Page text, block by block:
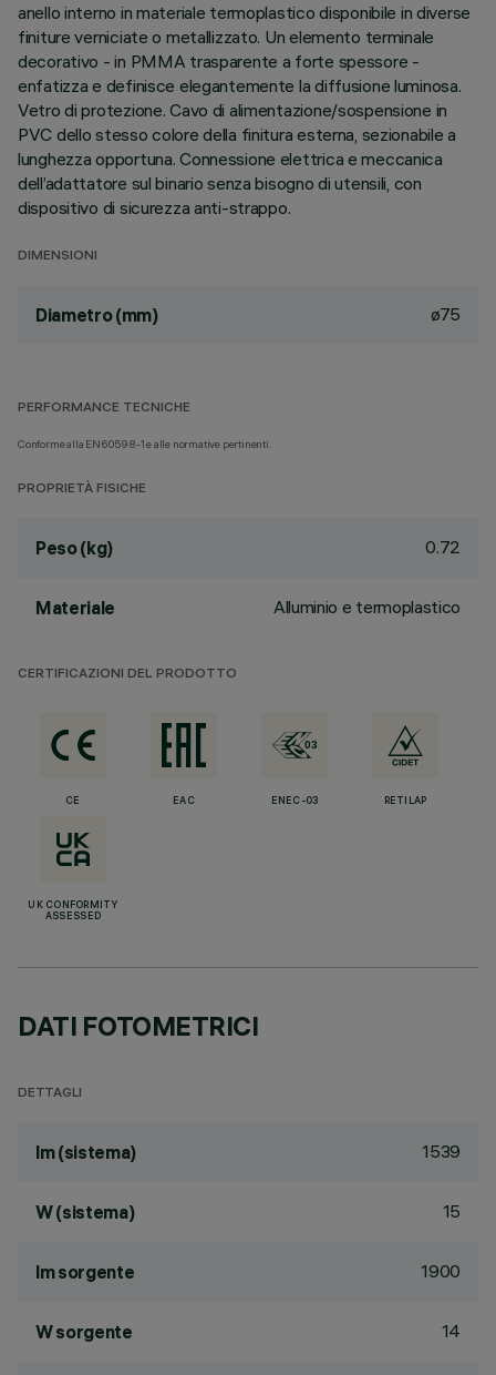
anello interno in materiale termoplastico disponibile in diverse
finiture verniciate o metallizzato. Un elemento terminale
decorativo - in PMMA trasparente a forte spessore -
enfatizza e definisce elegantemente la diffusione luminosa.
Vetro di protezione. Cavo di alimentazione/sospensione in
PVC dello stesso colore della finitura esterna, sezionabile a
lunghezza opportuna. Connessione elettrica e meccanica
dell’adattatore sul binario senza bisogno di utensili, con
dispositivo di sicurezza anti-strappo.
DIMENSIONI
Diametro (mm) ø75
PERFORMANCE TECNICHE
Conforme alla EN60598-1 e alle normative pertinenti.
PROPRIETÀ FISICHE
Peso (kg) 0.72
Materiale Alluminio e termoplastico
CERTIFICAZIONI DEL PRODOTTO
CE EAC ENEC-03 RETILAP
UK CONFORMITY
ASSESSED
DATI FOTOMETRICI
DETTAGLI
lm (sistema) 1539
W (sistema) 15
lm sorgente 1900
W sorgente 14